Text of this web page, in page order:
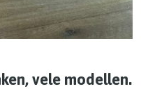
vele modellen.